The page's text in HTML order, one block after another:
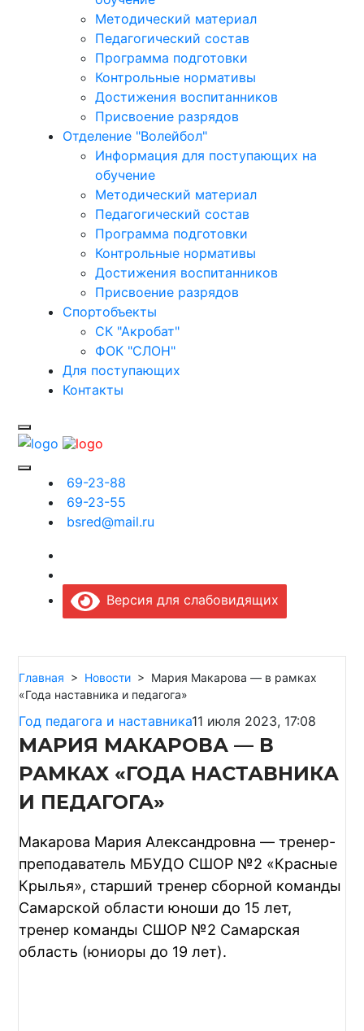
Методический материал
Педагогический состав
Программа подготовки
Контрольные нормативы
Достижения воспитанников
Присвоение разрядов
Отделение "Волейбол"
Информация для поступающих на
обучение
Методический материал
Педагогический состав
Программа подготовки
Контрольные нормативы
Достижения воспитанников
Присвоение разрядов
Спортобъекты
СК "Акробат"
ФОК "СЛОН"
Для поступающих
Контакты
69-23-88
69-23-55
bsred@mail.ru
Версия для слабовидящих
Главная > Новости > Мария Макарова — в рамках
«Года наставника и педагога»
Год педагога и наставника11 июля 2023, 17:08
МАРИЯ МАКАРОВА — В
РАМКАХ «ГОДА НАСТАВНИКА
И ПЕДАГОГА»
Макарова Мария Александровна — тренер-
преподаватель МБУДО СШОР №2 «Красные
Крылья», старший тренер сборной команды
Самарской области юноши до 15 лет,
тренер команды СШОР №2 Самарская
область (юниоры до 19 лет).